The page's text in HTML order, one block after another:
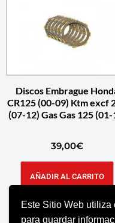
Este Sitio Web
para guardar
Discos Embrague
CR125 (00-09) Ktm excf
(07-12) Gas Gas 125 (01-
39,00€
AÑADIR AL CARRITO